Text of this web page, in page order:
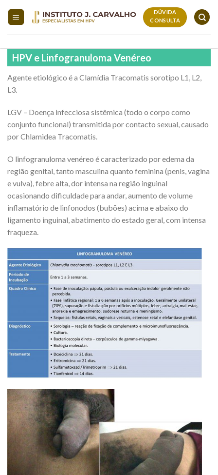
DÚVIDA
CONSULTA
HPV e Linfogranuloma Venéreo
Agente etiológico é a Clamídia Tracomatis sorotipo L1, L2,
L3.
LGV – Doença infecciosa sistêmica (todo o corpo como
conjunto funcional) transmitida por contacto sexual, causado
por Chlamidea Tracomatis.
O linfogranuloma venéreo é caracterizado por edema da
região genital, tanto masculina quanto feminina (penis, vagina
e vulva), febre alta, dor intensa na região inguinal
ocasionando dificuldade para andar, aumento de volume
inflamatório de linfonodos (bubões) acima e abaixo do
ligamento inguinal, abatimento do estado geral, com intensa
fraqueza.